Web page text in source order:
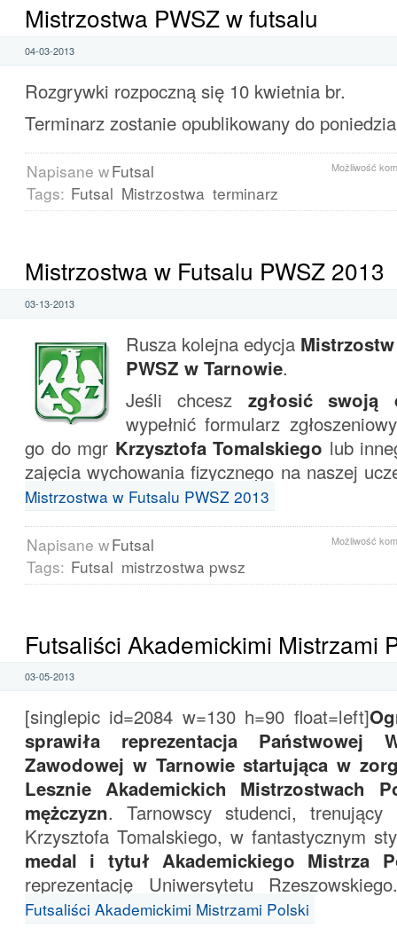
Mistrzostwa PWSZ w futsalu
04-03-2013
Rozgrywki rozpoczną się 10 kwietnia br.
Terminarz zostanie opublikowany do
Możliwość
Napisane wFutsal
Tags: Futsal Mistrzostwa terminarz
Mistrzostwa w Futsalu PWSZ 2013
03-13-2013
Rusza kolejna edycja
PWSZ w Tarnowie.
Jeśli chcesz zgłosić swoją
wypełnić formularz
go do mgr Krzysztofa Tomalskiego lub
zajęcia wychowania fizycznego na naszej
Mistrzostwa w Futsalu PWSZ 2013
Możliwość
Napisane wFutsal
Tags: Futsal mistrzostwa pwsz
Futsaliści Akademickimi Mistrzami
03-05-2013
[singlepic id=2084 w=130 h=90 float=left]
sprawiła reprezentacja Państwowej
Zawodowej w Tarnowie startująca w
Lesznie Akademickich Mistrzostwach
mężczyzn. Tarnowscy studenci,
Krzysztofa Tomalskiego, w fantastycznym
medal i tytuł Akademickiego Mistrza
reprezentację Uniwersytetu
Futsaliści Akademickimi Mistrzami Polski